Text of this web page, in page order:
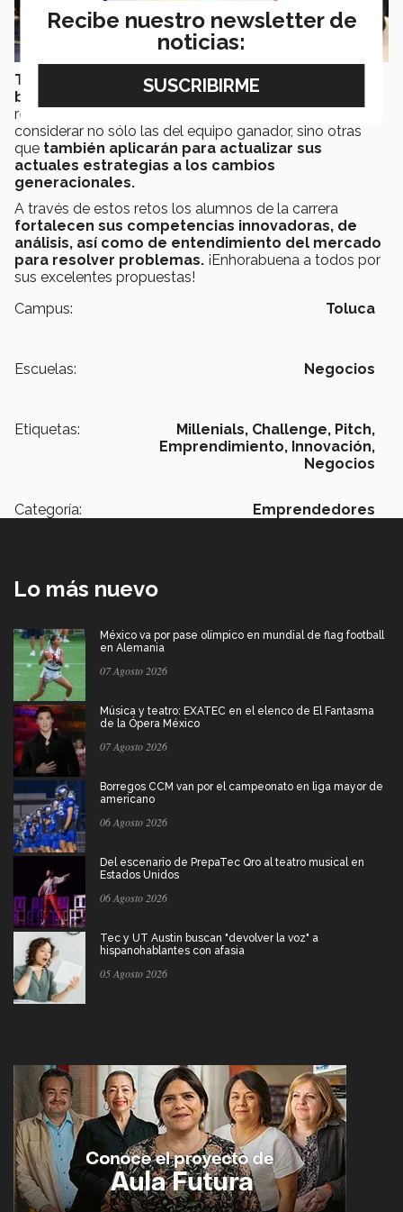
Todos los alumnos cerraron el evento con tan
buenas propuestas que los socios
revisar nuevamente todas sus presentaciones y poder
considerar no sólo las del equipo ganador, sino otras
que también aplicarán para actualizar sus
actuales estrategias a los cambios
generacionales.
A través de estos retos los alumnos de la carrera
fortalecen sus competencias innovadoras, de
análisis, así como de entendimiento del mercado
para resolver problemas. ¡Enhorabuena a todos por
sus excelentes propuestas!
Campus:
Toluca
Escuelas: Negocios
Etiquetas: Millenials, Challenge, Pitch,
Emprendimiento, Innovación,
Negocios
Categoría: Emprendedores
Lo más nuevo
México va por pase olímpico en mundial de flag football
en Alemania
07 Agosto 2026
Música y teatro: EXATEC en el elenco de El Fantasma
de la Ópera México
07 Agosto 2026
Borregos CCM van por el campeonato en liga mayor de
americano
06 Agosto 2026
Del escenario de PrepaTec Qro al teatro musical en
Estados Unidos
06 Agosto 2026
Tec y UT Austin buscan "devolver la voz" a
hispanohablantes con afasia
05 Agosto 2026
Recibe nuestro newsletter de
noticias: